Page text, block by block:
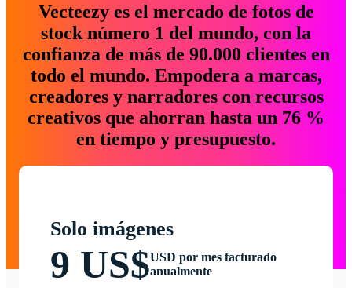
Vecteezy es el mercado de fotos de
stock número 1 del mundo, con la
confianza de más de 90.000 clientes en
todo el mundo. Empodera a marcas,
creadores y narradores con recursos
creativos que ahorran hasta un 76 %
en tiempo y presupuesto.
Solo imágenes
9 US$USD por mes facturado
anualmente